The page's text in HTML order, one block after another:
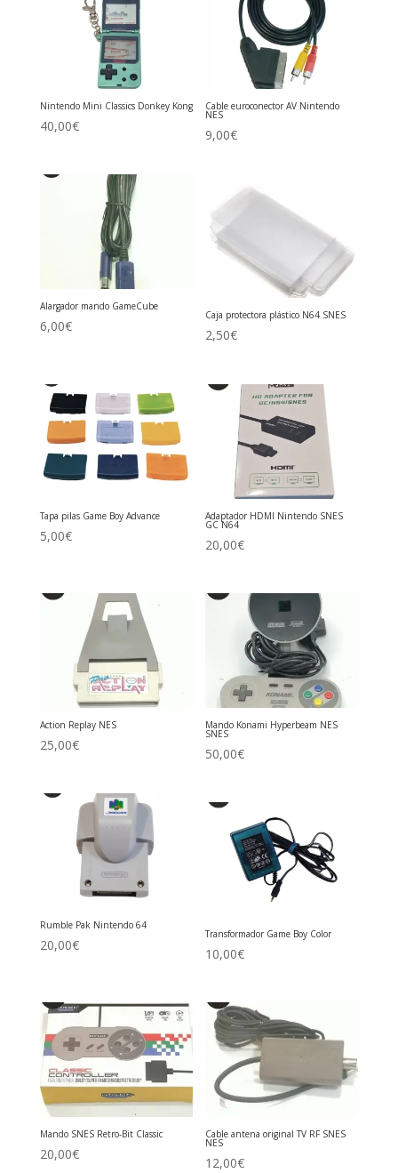
Nintendo Mini Classics Donkey Kong
40,00€
Cable euroconector AV Nintendo
NES
9,00€
Alargador mando GameCube
6,00€
Caja protectora plástico N64 SNES
2,50€
Tapa pilas Game Boy Advance
5,00€
Adaptador HDMI Nintendo SNES
GC N64
20,00€
Action Replay NES
25,00€
Mando Konami Hyperbeam NES
SNES
50,00€
Rumble Pak Nintendo 64
20,00€
Transformador Game Boy Color
10,00€
Mando SNES Retro-Bit Classic
20,00€
Cable antena original TV RF SNES
NES
12,00€